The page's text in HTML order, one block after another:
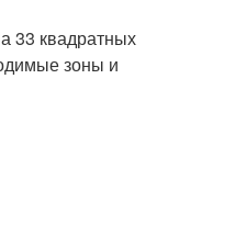
33 квадратных
зоны и